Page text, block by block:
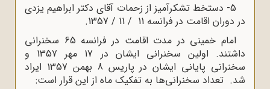
5- دستخط تشکرآمیز از زحمات آقای دکتر ابراهیم یزدی
در دوران اقامت در فرانسه 11 / 11 / 1357.
امام خمینی در مدت اقامت در فرانسه 65 سخنرانی
داشتند. اولین سخنرانی ایشان در 17 مهر 1357 و
سخنرانی پایانی ایشان در پاریس 8 بهمن 1357 ایراد
شد. تعداد سخنرانی‌ها به تفکیک ماه از این قرار است: